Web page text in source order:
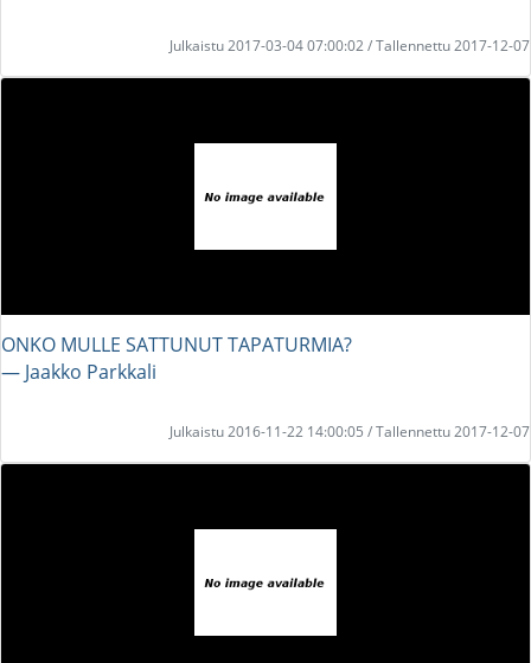
Julkaistu 2017-03-04 07:00:02 / Tallennettu 2017-12-07
ONKO MULLE SATTUNUT TAPATURMIA?
― Jaakko Parkkali
Julkaistu 2016-11-22 14:00:05 / Tallennettu 2017-12-07